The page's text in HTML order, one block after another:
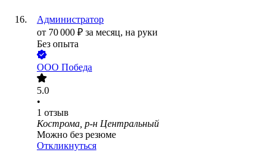
Администратор
от 70 000 ₽ за месяц, на руки
Без опыта
ООО Победа
5.0
•
1 отзыв
Кострома, р-н Центральный
Можно без резюме
Откликнуться